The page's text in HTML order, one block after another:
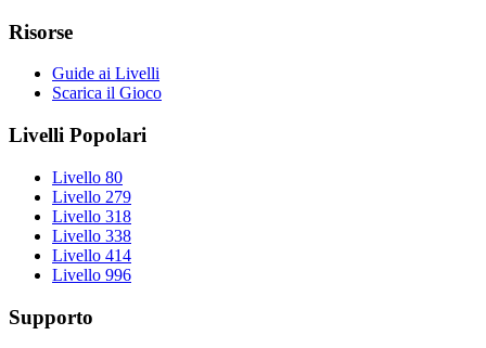
Risorse
Guide ai Livelli
Scarica il Gioco
Livelli Popolari
Livello 80
Livello 279
Livello 318
Livello 338
Livello 414
Livello 996
Supporto